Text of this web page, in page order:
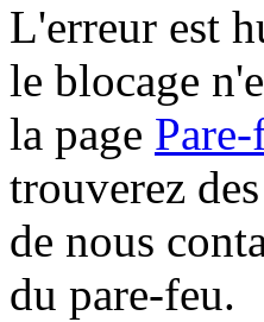
L'erreur est
le blocage
la page
trouverez
de nous
du pare-feu.